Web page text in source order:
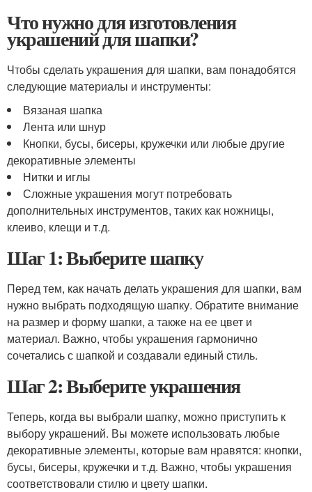
Что нужно для изготовления
украшений для шапки?
Чтобы сделать украшения для шапки, вам понадобятся
следующие материалы и инструменты:
Вязаная шапка
Лента или шнур
Кнопки, бусы, бисеры, кружечки или любые другие
декоративные элементы
Нитки и иглы
Сложные украшения могут потребовать
дополнительных инструментов, таких как ножницы,
клеиво, клещи и т.д.
Шаг 1: Выберите шапку
Перед тем, как начать делать украшения для шапки, вам
нужно выбрать подходящую шапку. Обратите внимание
на размер и форму шапки, а также на ее цвет и
материал. Важно, чтобы украшения гармонично
сочетались с шапкой и создавали единый стиль.
Шаг 2: Выберите украшения
Теперь, когда вы выбрали шапку, можно приступить к
выбору украшений. Вы можете использовать любые
декоративные элементы, которые вам нравятся: кнопки,
бусы, бисеры, кружечки и т.д. Важно, чтобы украшения
соответствовали стилю и цвету шапки.